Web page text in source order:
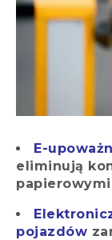
E-
eliminują
pojazdów